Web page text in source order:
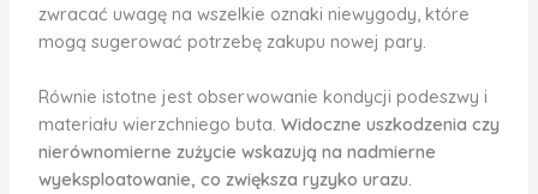
zwracać uwagę na wszelkie oznaki niewygody, które
mogą sugerować potrzebę zakupu nowej pary.
Równie istotne jest obserwowanie kondycji podeszwy i
materiału wierzchniego buta. Widoczne uszkodzenia czy
nierównomierne zużycie wskazują na nadmierne
wyeksploatowanie, co zwiększa ryzyko urazu.